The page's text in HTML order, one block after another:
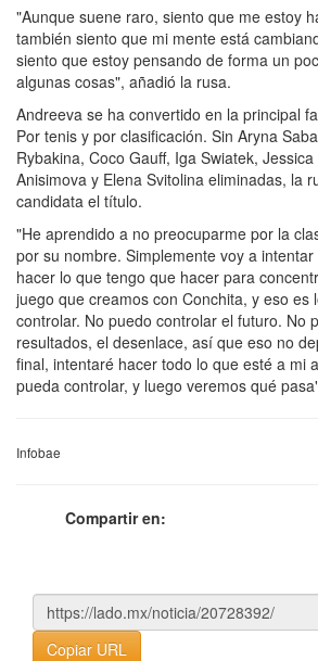
"Aunque suene raro, siento que me estoy
también siento que mi mente está
siento que estoy pensando de forma un
algunas cosas", añadió la rusa.
Andreeva se ha convertido en la principal
Por tenis y por clasificación. Sin Aryna
Rybakina, Coco Gauff, Iga Swiatek,
Anisimova y Elena Svitolina eliminadas, la
candidata el título.
"He aprendido a no preocuparme por la
por su nombre. Simplemente voy a
hacer lo que tengo que hacer para
juego que creamos con Conchita, y eso es
controlar. No puedo controlar el futuro. No
resultados, el desenlace, así que eso no
final, intentaré hacer todo lo que esté a mi
pueda controlar, y luego veremos qué
Infobae
Compartir en:
Copiar URL